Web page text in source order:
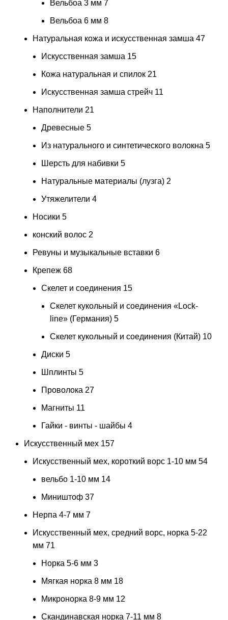
Вельбоа 3 мм 7
Вельбоа 6 мм 8
Натуральная кожа и искусственная замша 47
Искусственная замша 15
Кожа натуральная и спилок 21
Искусственная замша стрейч 11
Наполнители 21
Древесные 5
Из натурального и синтетического волокна 5
Шерсть для набивки 5
Натуральные материалы (лузга) 2
Утяжелители 4
Носики 5
конский волос 2
Ревуны и музыкальные вставки 6
Крепеж 68
Скелет и соединения 15
Скелет кукольный и соединения «Lock-
line» (Германия) 5
Скелет кукольный и соединения (Китай) 10
Диски 5
Шплинты 5
Проволока 27
Магниты 11
Гайки - винты - шайбы 4
Искусственный мех 157
Искусственный мех, короткий ворс 1-10 мм 54
вельбо 1-10 мм 14
Миништоф 37
Нерпа 4-7 мм 7
Искусственный мех, средний ворс, норка 5-22
мм 71
Норка 5-6 мм 3
Мягкая норка 8 мм 18
Микронорка 8-9 мм 12
Скандинавская норка 7-11 мм 8